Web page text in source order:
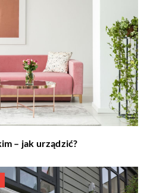
– jak urządzić?